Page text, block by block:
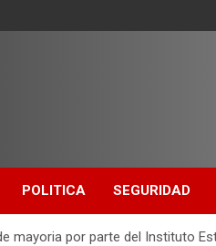
POLITICA SEGURIDAD
mayoria por parte del Instituto